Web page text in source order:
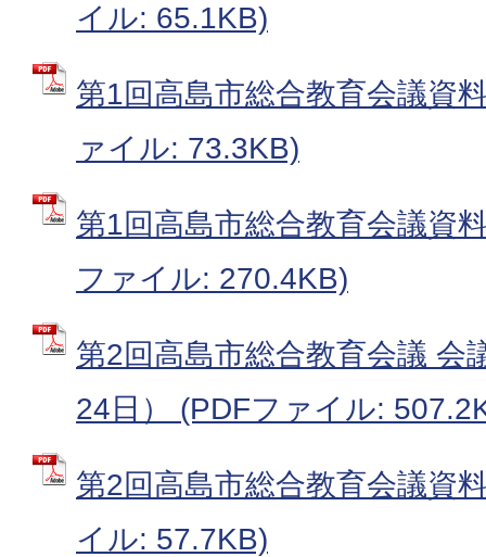
イル: 65.1KB)
第1回高島市総合教育会議資
ァイル: 73.3KB)
第1回高島市総合教育会議資
ファイル: 270.4KB)
第2回高島市総合教育会議 会
24日） (PDFファイル:
第2回高島市総合教育会議資
イル: 57.7KB)